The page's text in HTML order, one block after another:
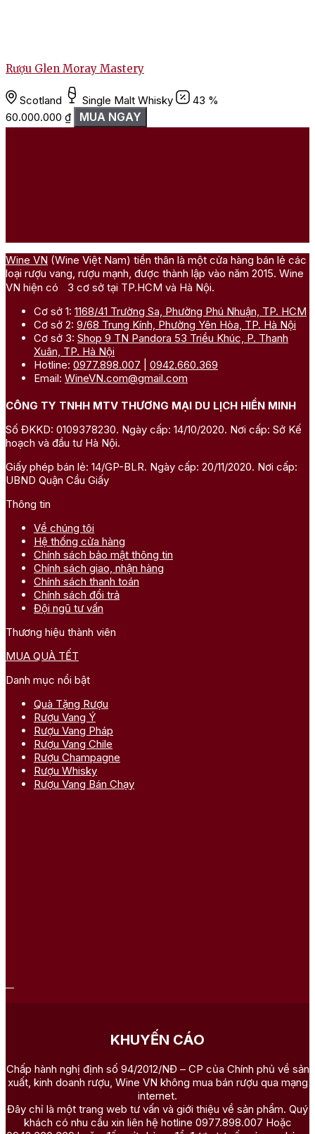
Rượu Glen Moray Mastery
Scotland Single Malt Whisky
43 %
60.000.000 ₫ MUA NGAY
Wine VN (Wine Việt Nam) tiền thân là một cửa hàng bán lẻ các
loại rượu vang, rượu mạnh, được thành lập vào năm 2015. Wine
VN hiện có 3 cơ sở tại TP.HCM và Hà Nội.
Cơ sở 1: 1168/41 Trường Sa, Phường Phú Nhuận, TP. HCM
Cơ sở 2: 9/68 Trung Kính, Phường Yên Hòa, TP. Hà Nội
Cơ sở 3: Shop 9 TN Pandora 53 Triều Khúc, P. Thanh
Xuân, TP. Hà Nội
Hotline: 0977.898.007
0942.660.369
Email: WineVN.com@gmail.com
CÔNG TY TNHH MTV THƯƠNG MẠI DU LỊCH HIỀN MINH
Số ĐKKD: 0109378230. Ngày cấp: 14/10/2020. Nơi cấp: Sở Kế
hoạch và đầu tư Hà Nội.
Giấy phép bán lẻ: 14/GP-BLR. Ngày cấp: 20/11/2020. Nơi cấp:
UBND Quận Cầu Giấy
Thông tin
Về chúng tôi
Hệ thống cửa hàng
Chính sách bảo mật thông tin
Chính sách giao, nhận hàng
Chính sách thanh toán
Chính sách đổi trả
Đội ngũ tư vấn
Thương hiệu thành viên
MUA QUÀ TẾT
Danh mục nổi bật
Quà Tặng Rượu
Rượu Vang Ý
Rượu Vang Pháp
Rượu Vang Chile
Rượu Champagne
Rượu Whisky
Rượu Vang Bán Chạy
KHUYẾN CÁO
Chấp hành nghị định số 94/2012/NĐ – CP của Chính phủ về sản
xuất, kinh doanh rượu, Wine VN không mua bán rượu qua mạng
internet.
Đây chỉ là một trang web tư vấn và giới thiệu về sản phẩm. Quý
khách có nhu cầu xin liên hệ hotline 0977.898.007 Hoặc